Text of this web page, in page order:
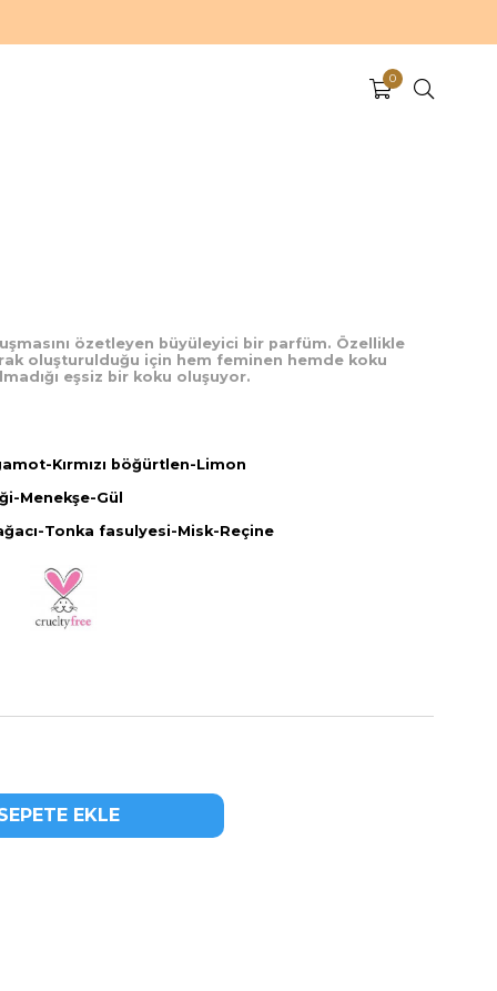
0
özetleyen büyüleyici bir parfüm. Özellikle
oluşturulduğu için hem feminen hemde koku
eşsiz bir koku oluşuyor.
Kırmızı böğürtlen-Limon
Menekşe-Gül
Tonka fasulyesi-Misk-Reçine